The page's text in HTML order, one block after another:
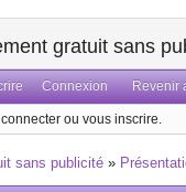
gratuit sans
Connexion Revenir
ou vous inscrire.
sans publicité »